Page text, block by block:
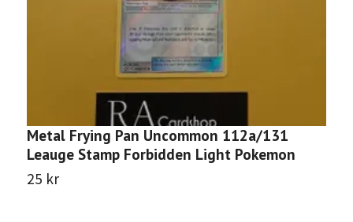
Metal Frying Pan Uncommon 112a/131
Leauge Stamp Forbidden Light Pokemon
25 kr